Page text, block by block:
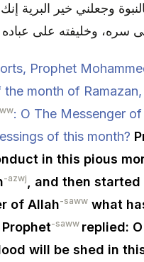
وجعلني خير البرية
سره، وخليفته على عباده
Prophet
month of
: O The Messenger
of this month?
in this pious
-azwj
, and then
of Allah-saww what
-saww replied:
will be shed in